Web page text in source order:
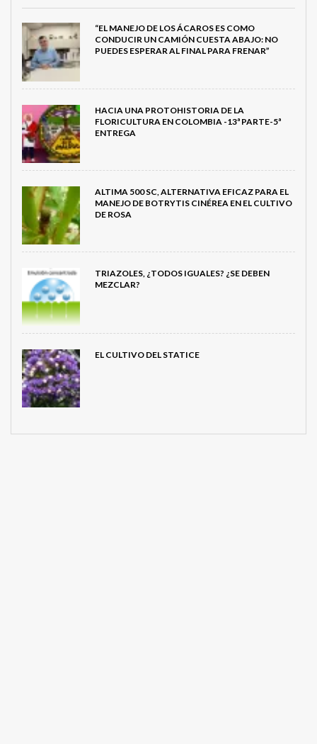
“EL MANEJO DE LOS ÁCAROS ES COMO
CONDUCIR UN CAMIÓN CUESTA ABAJO: NO
PUEDES ESPERAR AL FINAL PARA FRENAR”
HACIA UNA PROTOHISTORIA DE LA
FLORICULTURA EN COLOMBIA -13ª PARTE-5ª
ENTREGA
ALTIMA 500 SC, ALTERNATIVA EFICAZ PARA EL
MANEJO DE BOTRYTIS CINÉREA EN EL CULTIVO
DE ROSA
TRIAZOLES, ¿TODOS IGUALES? ¿SE DEBEN
MEZCLAR?
EL CULTIVO DEL STATICE